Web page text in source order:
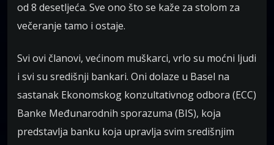
od 8 desetljeća. Sve ono što se kaže za stolom za
večeranje tamo i ostaje.
Svi ovi članovi, većinom muškarci, vrlo su moćni ljudi
i svi su središnji bankari. Oni dolaze u Basel na
sastanak Ekonomskog konzultativnog odbora (ECC)
Banke Međunarodnih sporazuma (BIS), koja
predstavlja banku koja upravlja svim središnjim